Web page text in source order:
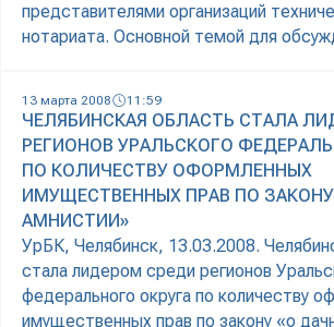
представителями организаций
нотариата. Основной темой для
13 марта 2008 11:59
ЧЕЛЯБИНСКАЯ ОБЛАСТЬ СТАЛА
РЕГИОНОВ УРАЛЬСКОГО
ПО КОЛИЧЕСТВУ ОФОРМЛЕННЫХ
ИМУЩЕСТВЕННЫХ ПРАВ ПО
АМНИСТИИ»
УрБК, Челябинск, 13.03.2008.
стала лидером среди регионов
федерального округа по количеству
имущественных прав по закону «о